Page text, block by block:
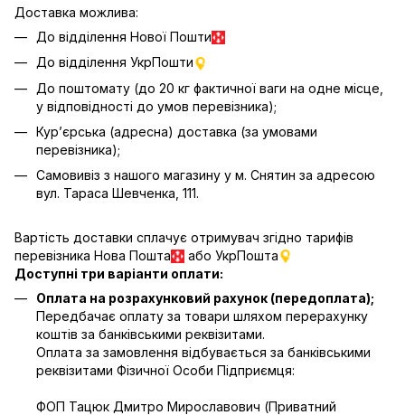
Доставка можлива:
До відділення Нової Пошти
До відділення УкрПошти
До поштомату (до 20 кг фактичної ваги на одне місце,
у відповідності до умов перевізника);
Кур’єрська (адресна) доставка (за умовами
перевізника);
Самовивіз з нашого магазину у м. Снятин за адресою
вул. Тараса Шевченка, 111.
Вартість доставки сплачує отримувач згідно тарифів
перевізника Нова Пошта
або УкрПошта
Доступні три варіанти оплати:
Оплата на розрахунковий рахунок (передоплата);
Передбачає оплату за товари шляхом перерахунку
коштів за банківськими реквізитами.
Оплата за замовлення відбувається за банківськими
реквізитами Фізичної Особи Підприємця:
ФОП Тацюк Дмитро Мирославович (Приватний